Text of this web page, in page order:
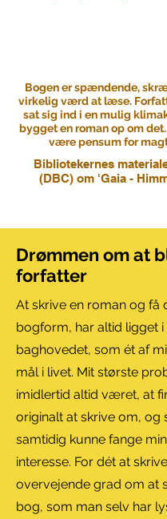
Bogen er spændende,
virkelig værd at læse.
sat sig ind i en mulig
bygget en roman op om
være pensum for
Bibliotekernes
(DBC) om 'Gaia -
Drømmen om at
forfatter
At skrive en roman og få
bogform, har altid ligget i
baghovedet, som ét af
mål i livet. Mit største
imidlertid altid været, at
originalt at skrive om, og
samtidig kunne fange
interesse. For dét at
overvejende grad om at
bog, som man selv har